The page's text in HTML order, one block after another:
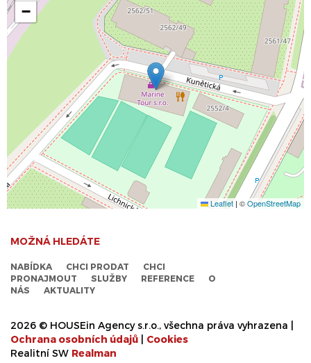
−
Leaflet | ©OpenStreetMap
MOŽNÁ HLEDÁTE
NABÍDKA CHCI PRODAT
CHCI
PRONAJMOUT
SLUŽBY REFERENCE
O
NÁS
AKTUALITY
2026 © HOUSEin Agency s.r.o., všechna práva vyhrazena |
Ochrana osobních údajů
Cookies
Realitní SW Realman